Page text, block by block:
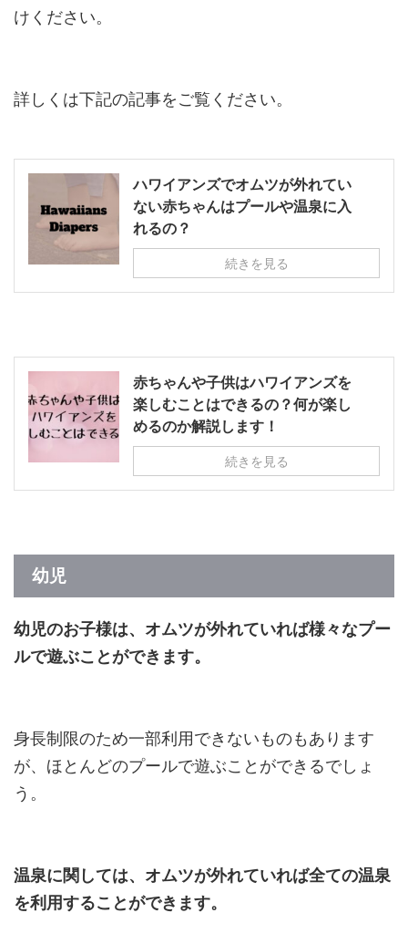
けください。
詳しくは下記の記事をご覧ください。
ハワイアンズでオムツが外れてい
ない赤ちゃんはプールや温泉に入
れるの？
続きを見る
赤ちゃんや子供はハワイアンズを
楽しむことはできるの？何が楽し
めるのか解説します！
続きを見る
幼児
幼児のお子様は、オムツが外れていれば様々なプー
ルで遊ぶことができます。
身長制限のため一部利用できないものもあります
が、ほとんどのプールで遊ぶことができるでしょ
う。
温泉に関しては、オムツが外れていれば全ての温泉
を利用することができます。